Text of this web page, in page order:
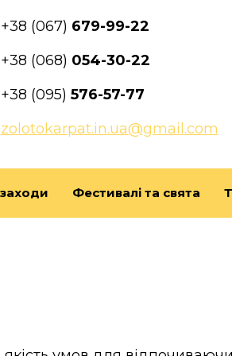
+38 (067) 679-99-22
+38 (068) 054-30-22
+38 (095) 576-57-77
zolotokarpat.in.ua@gmail.com
Фестивалі та свята